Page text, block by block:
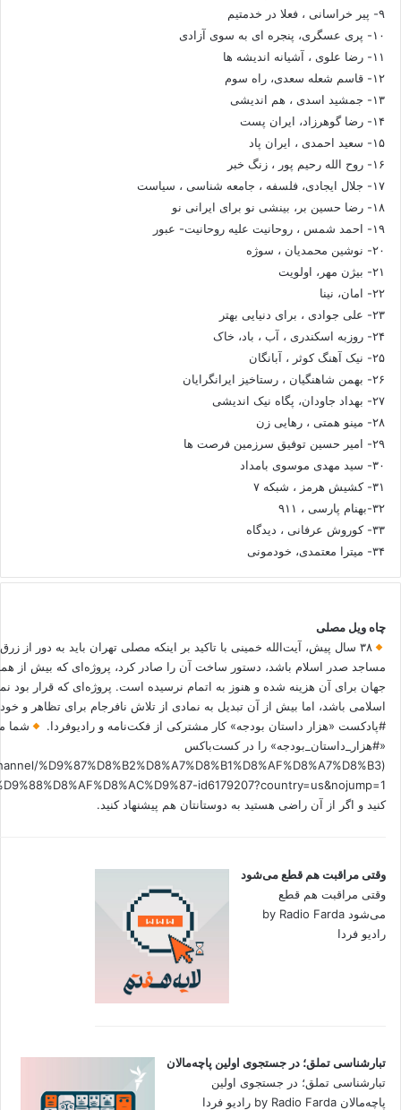
۹- پیر خراسانی ، فعلا در خدمتیم
۱۰- پری عسگری، پنجره ای به سوی آزادی
۱۱- رضا علوی ، آشیانه اندیشه ها
۱۲- قاسم شعله سعدی، راه سوم
۱۳- جمشید اسدی ، هم اندیشی
۱۴- رضا گوهرزاد، ایران پست
۱۵- سعید احمدی ، ایران پاد
۱۶- روح الله رحیم پور ، زنگ خبر
۱۷- جلال ایجادی، فلسفه ، جامعه شناسی ، سیاست
۱۸- رضا حسین بر، بینشی نو برای ایرانی نو
۱۹- احمد شمس ، روحانیت علیه روحانیت- عبور
۲۰- نوشین محمدیان ، سوژه
۲۱- بیژن مهر، اولویت
۲۲- امان، نینا
۲۳- علی جوادی ، برای دنیایی بهتر
۲۴- روزبه اسکندری ، آب ، باد، خاک
۲۵- نیک آهنگ کوثر ، آبانگان
۲۶- بهمن شاهنگیان ، رستاخیز ایرانگرایان
۲۷- بهداد جاودان، پگاه نیک اندیشی
۲۸- مینو همتی ، رهایی زن
۲۹- امیر حسین توفیق سرزمین فرصت ها
۳۰- سید مهدی موسوی بامداد
۳۱- کشیش هرمز ، شبکه ۷
۳۲-بهنام پارسی ، ۹۱۱
۳۳- کوروش عرفانی ، دیدگاه
۳۴- میترا معتمدی، خودمونی
چاه ویل مصلی
۳۸ سال پیش، آیت‌الله خمینی با تاکید بر اینکه مصلی تهران باید به دور از
مساجد صدر اسلام باشد، دستور ساخت آن را صادر کرد، پروژه‌ای که بیش از
جهان برای آن هزینه شده و هنوز به اتمام نرسیده است. پروژه‌ای که قرار بود
اسلامی باشد، اما بیش از آن تبدیل به نمادی از تلاش نافرجام برای تظاهر و
#پادکست «هزار داستان بودجه» کار مشترکی از فکت‌نامه و رادیوفردا.
شما
«#هزار_داستان_بودجه» را در کست‌باکس
%D9%87%D8%B2%D8%A7%D8%B1%D8%AF%D8%A7%D8%B3
کنید و اگر از آن راضی هستید به دوستانتان هم پیشنهاد کنید.
وقتی مراقبت هم قطع می‌شود
وقتی مراقبت هم قطع
می‌شود by Radio Farda
رادیو فردا
تبارشناسی تملق؛ در جستجوی اولین‌ پاچه‌مالان
تبارشناسی تملق؛ در جستجوی اولین‌
پاچه‌مالان by Radio Farda رادیو فردا